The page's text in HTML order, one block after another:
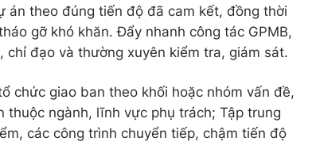
án theo đúng tiến độ đã cam kết, đồng thời
gỡ khó khăn. Đẩy nhanh công tác GPMB,
đạo và thường xuyên kiểm tra, giám sát.
chức giao ban theo khối hoặc nhóm vấn đề,
ngành, lĩnh vực phụ trách; Tập trung
các công trình chuyển tiếp, chậm tiến độ